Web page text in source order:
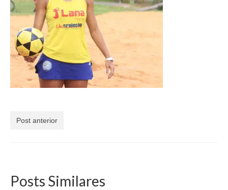
Currículo
Post anterior
Posts Similares